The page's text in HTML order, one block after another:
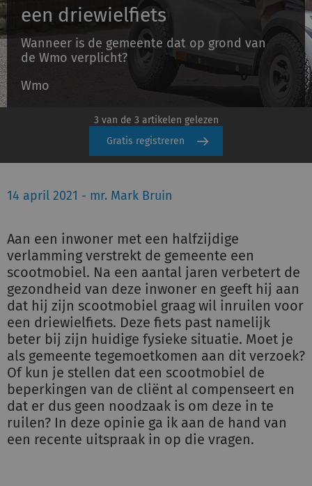
Inloggen
een driewielfiets
Wanneer is de gemeente dat op grond van
de Wmo verplicht?
Wmo
3 van de 3 artikelen gelezen
Gratis registreren
14 april 2021 - mr. Mark Bruin
Aan een inwoner met een halfzijdige
verlamming verstrekt de gemeente een
scootmobiel. Na een aantal jaren verbetert de
gezondheid van deze inwoner en geeft hij aan
dat hij zijn scootmobiel graag wil inruilen voor
een driewielfiets. Deze fiets past namelijk
beter bij zijn huidige fysieke situatie. Moet je
als gemeente tegemoetkomen aan dit verzoek?
Of kun je stellen dat een scootmobiel de
beperkingen van de cliënt al compenseert en
dat er dus geen noodzaak is om deze in te
ruilen? In deze opinie ga ik aan de hand van
een recente uitspraak in op die vragen.